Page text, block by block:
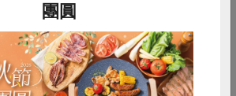
結見詳細食譜)團圓